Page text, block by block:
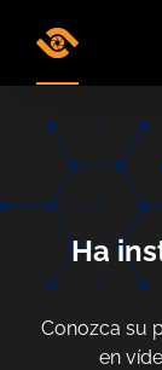
Ha
Conozca su
en